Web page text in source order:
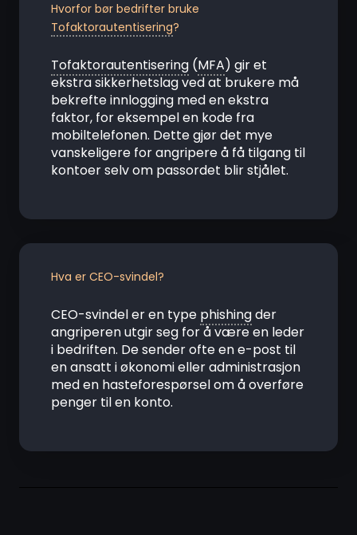
Hvorfor bør bedrifter bruke
Tofaktorautentisering?
Tofaktorautentisering (MFA) gir et
ekstra sikkerhetslag ved at brukere må
bekrefte innlogging med en ekstra
faktor, for eksempel en kode fra
mobiltelefonen. Dette gjør det mye
vanskeligere for angripere å få tilgang til
kontoer selv om passordet blir stjålet.
Hva er CEO-svindel?
CEO-svindel er en type phishingder
angriperen utgir seg for å være en leder
i bedriften. De sender ofte en e-post til
en ansatt i økonomi eller administrasjon
med en hasteforespørsel om å overføre
penger til en konto.